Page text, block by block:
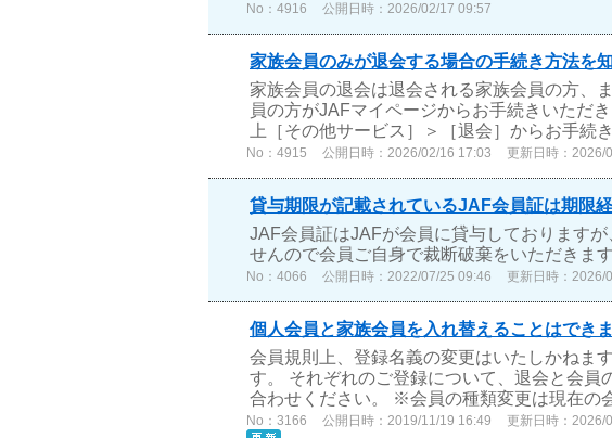
No：4916 公開日時：2026/02/17 09:57
家族会員のみが退会する場合の手続き方法を知
家族会員の退会は退会される家族会員の方、
員の方がJAFマイページからお手続きいただ
上［その他サービス］＞［退会］からお手続
No：4915 公開日時：2026/02/16 17:03 更新日時：2026/
貸与期限が記載されているJAF会員証は期限
JAF会員証はJAFが会員に貸与しております
せんので会員ご自身で裁断破棄をいただきま
No：4066 公開日時：2022/07/25 09:46 更新日時：2026/
個人会員と家族会員を入れ替えることはでき
会員規則上、登録名義の変更はいたしかねま
す。 それぞれのご登録について、退会と会
合わせください。 ※会員の種類変更は現在の
No：3166 公開日時：2019/11/19 16:49 更新日時：2026/